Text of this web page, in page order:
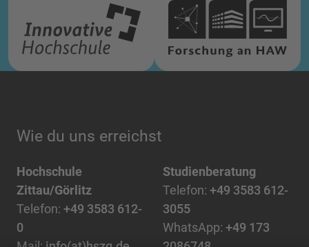
Wie du uns erreichst
Hochschule
Zittau/Görlitz
Telefon: +49 3583 612-
0
Studienberatung
Telefon: +49 3583 612-
3055
WhatsApp: +49 173